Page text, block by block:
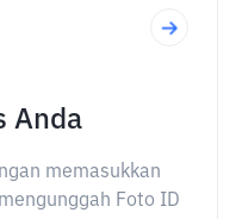
Anda
memasukkan
Foto ID